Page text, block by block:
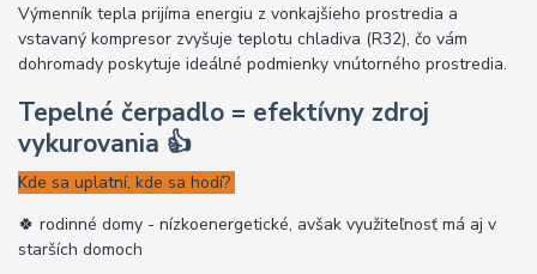
Výmenník tepla prijíma energiu z vonkajšieho prostredia a
vstavaný kompresor zvyšuje teplotu chladiva (R32), čo vám
dohromady poskytuje ideálné podmienky vnútorného prostredia.
Tepelné čerpadlo = efektívny zdroj
vykurovania 👍
Kde sa uplatní, kde sa hodí?
🍀 rodinné domy - nízkoenergetické, avšak využiteľnosť má aj v
starších domoch